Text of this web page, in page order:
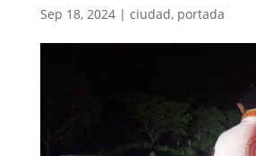
Sep 18, 2024| ciudad, portada